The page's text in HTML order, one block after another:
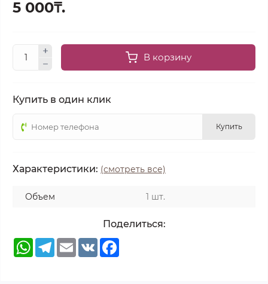
5 000₸.
В корзину
Купить в один клик
Купить
Характеристики: (смотреть все)
Объем 1 шт.
Поделиться:
WhatsApp
Telegram
EmailVK